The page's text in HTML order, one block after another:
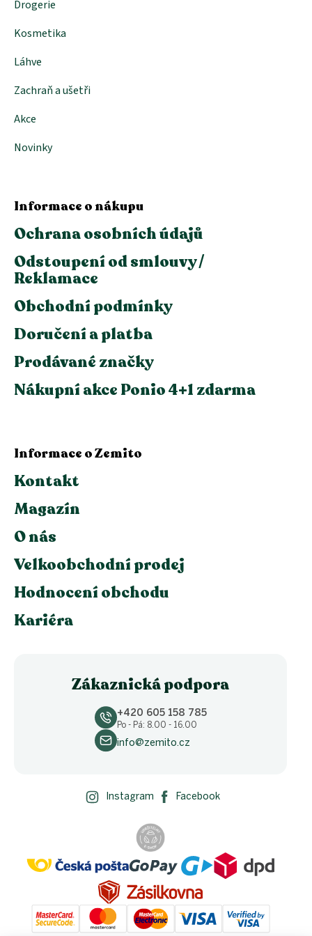
Drogerie
Kosmetika
Láhve
Zachraň a ušetři
Akce
Novinky
Informace o nákupu
Ochrana osobních údajů
Odstoupení od smlouvy /
Reklamace
Obchodní podmínky
Doručení a platba
Prodávané značky
Nákupní akce Ponio 4+1 zdarma
Informace o Zemito
Kontakt
Magazín
O nás
Velkoobchodní prodej
Hodnocení obchodu
Kariéra
Zákaznická podpora
+420 605 158 785
Po - Pá: 8.00 - 16.00
info@zemito.cz
Instagram Facebook